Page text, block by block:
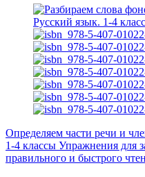
Определяем части речи и
1-4 классы Упражнения для
правильного и быстрого